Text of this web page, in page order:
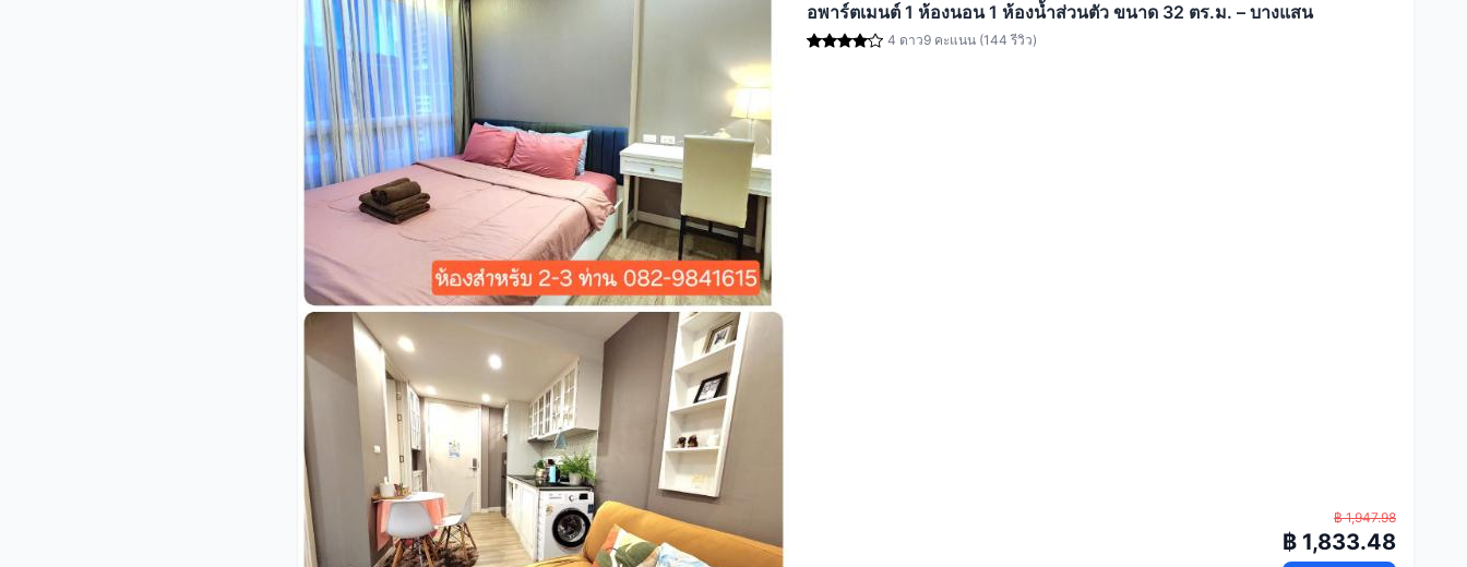
อพาร์ตเมนต์ 1 ห้องนอน 1 ห้องน้ำส่วนตัว ขนาด 32 ตร.ม. – บางแสน
4 ดาว9 คะแนน (144 รีวิว)
฿ 1,947.98
฿ 1,833.48